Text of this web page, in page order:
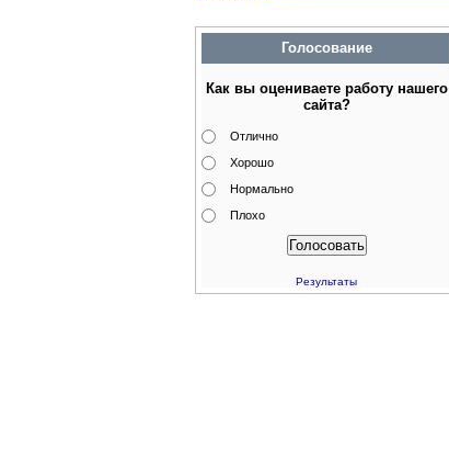
Голосование
Как вы оцениваете работу нашего
сайта?
Отлично
Хорошо
Нормально
Плохо
Результаты